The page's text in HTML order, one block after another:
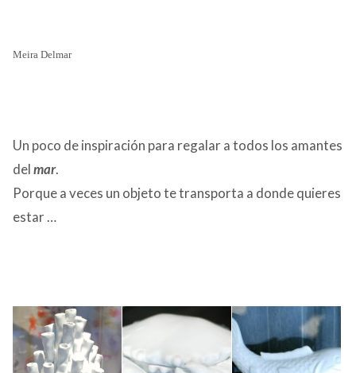
Meira Delmar
Un poco de inspiración para regalar a todos los amantes
delmar.
Porque a veces un objeto te transporta a donde quieres
estar …